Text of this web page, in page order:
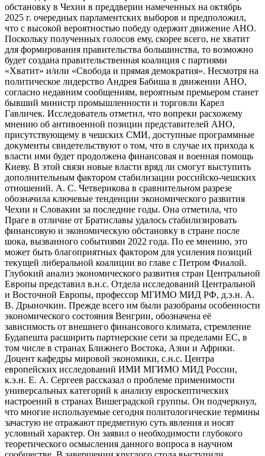
обстановку в Чехии в преддверии намеченных на октябрь
2025 г. очередных парламентских выборов и предположил,
что с высокой вероятностью победу одержит движение АНО.
Поскольку полученных голосов ему, скорее всего, не хватит
для формирования правительства большинства, то возможно
будет создана правительственная коалиция с партиями
«Хватит» и/или «Свобода и прямая демократия». Несмотря на
политическое лидерство Андрея Бабиша в движении АНО,
согласно недавним сообщениям, вероятным премьером станет
бывший министр промышленности и торговли Карел
Гавличек. Исследователь отметил, что вопреки расхожему
мнению об антивоенной позиции представителей АНО,
присутствующему в чешских СМИ, доступные программные
документы свидетельствуют о том, что в случае их прихода к
власти ими будет продолжена финансовая и военная помощь
Киеву. В этой связи новые власти вряд ли смогут выступить
дополнительным фактором стабилизации российско-чешских
отношений. А. С. Четверикова в сравнительном разрезе
обозначила ключевые тенденции экономического развития
Чехии и Словакии за последние годы. Она отметила, что
Праге в отличие от Братиславы удалось стабилизировать
финансовую и экономическую обстановку в стране после
шока, вызванного событиями 2022 года. По ее мнению, это
может быть благоприятных фактором для усиления позиций
текущей либеральной коалиции во главе с Петром Фиалой.
Глубокий анализ экономического развития стран Центральной
Европы представил в.н.с. Отдела исследований Центральной
и Восточной Европы, профессор МГИМО МИД РФ, д.э.н. А.
В. Дрыночкин. Прежде всего им были разобраны особенности
экономического состояния Венгрии, обозначена её
зависимость от внешнего финансового климата, стремление
Будапешта расширить партнерские сети за пределами ЕС, в
том числе в странах Ближнего Востока, Азии и Африки.
Доцент кафедры мировой экономики, с.н.с. Центра
европейских исследований ИМИ МГИМО МИД России,
к.э.н. Е. А. Сергеев рассказал о проблеме применимости
универсальных категорий к анализу евроскептических
настроений в странах Вишеградской группы. Он подчеркнул,
что многие используемые сегодня политологические термины
зачастую не отражают предметную суть явления и носят
условный характер. Он заявил о необходимости глубокого
теоретического осмысления данного вопроса в научном